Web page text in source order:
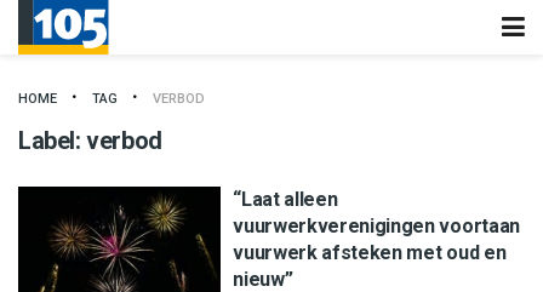
HOME TAG VERBOD
Label:verbod
“Laat alleen
vuurwerkverenigingen voortaan
vuurwerk afsteken met oud en
nieuw”